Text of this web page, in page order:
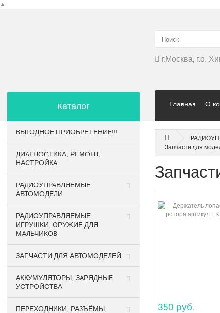
▲
г.Москва, г.о.
Главная О
Каталог
ВЫГОДНОЕ ПРИОБРЕТЕНИЕ!!!
ДИАГНОСТИКА, РЕМОНТ,
НАСТРОЙКА
РАДИОУПРАВЛЯЕМЫЕ
АВТОМОДЕЛИ
РАДИОУПРАВЛЯЕМЫЕ
ИГРУШКИ, ОРУЖИЕ ДЛЯ
МАЛЬЧИКОВ
ЗАПЧАСТИ ДЛЯ АВТОМОДЕЛЕЙ
АККУМУЛЯТОРЫ, ЗАРЯДНЫЕ
УСТРОЙСТВА
ПЕРЕХОДНИКИ, РАЗЪЁМЫ,
Запчасти для
350 руб.